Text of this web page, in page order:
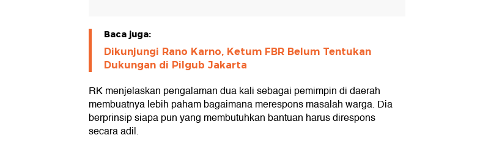
Baca juga:
Dikunjungi Rano Karno, Ketum FBR Belum Tentukan
Dukungan di Pilgub Jakarta
RK menjelaskan pengalaman dua kali sebagai pemimpin di daerah
membuatnya lebih paham bagaimana merespons masalah warga. Dia
berprinsip siapa pun yang membutuhkan bantuan harus direspons
secara adil.